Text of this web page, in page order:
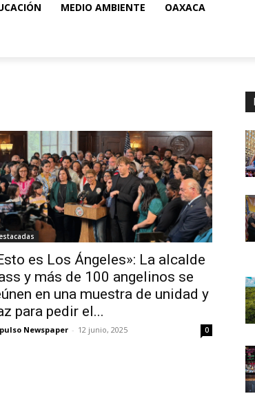
MEDIO AMBIENTE OAXACA
es Los Ángeles»: La alcalde
y más de 100 angelinos se
en una muestra de unidad y
para pedir el...
Newspaper - 12 junio, 2025 0